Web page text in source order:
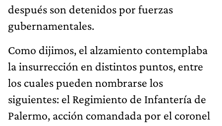
después son detenidos por fuerzas
gubernamentales.
Como dijimos, el alzamiento contemplaba
la insurrección en distintos puntos, entre
los cuales pueden nombrarse los
siguientes: el Regimiento de Infantería de
Palermo, acción comandada por el coronel